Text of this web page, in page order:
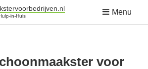
in-Huis Menu
voor